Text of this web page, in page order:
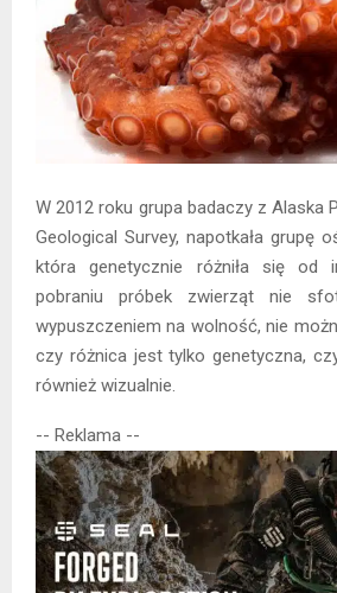
W 2012 roku grupa badaczy z Alaska
Geological Survey, napotkała grupę
która genetycznie różniła się od
pobraniu próbek zwierząt nie
wypuszczeniem na wolność, nie
czy różnica jest tylko genetyczna,
również wizualnie.
-- Reklama --